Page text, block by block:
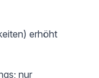
erhöht
nur